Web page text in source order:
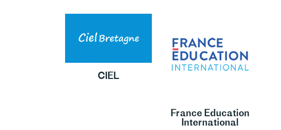
CIEL
France Education
International